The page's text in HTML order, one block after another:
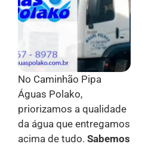
No Caminhão Pipa
Águas Polako,
priorizamos a qualidade
da água que entregamos
acima de tudo. Sabemos